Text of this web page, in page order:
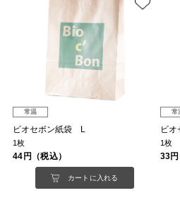
常温
ビオセボン紙袋 L
1枚
44円（税込）
カートに入れる
常
ビ
1枚
33円